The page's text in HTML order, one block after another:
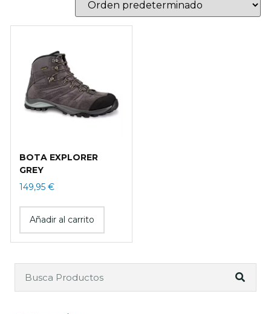
BOTA EXPLORER
GREY
149,95 €
Añadir al carrito